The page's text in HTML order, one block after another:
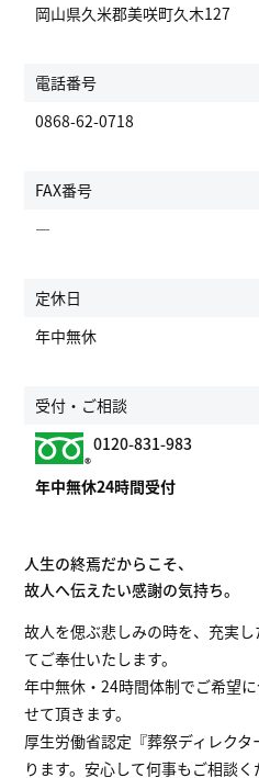
岡山県久米郡美咲町久木127
電話番号
0868-62-0718
FAX番号
―
定休日
年中無休
受付・ご相談
0120-831-983
年中無休24時間受付
人生の終焉だからこそ、
故人へ伝えたい感謝の気持ち。
故人を偲ぶ悲しみの時を、充実
てご奉仕いたします。
年中無休・24時間体制でご希望
せて頂きます。
厚生労働省認定『葬祭ディレク
ります。安心して何事もご相談く